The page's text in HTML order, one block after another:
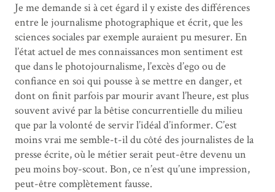
Je me demande si à cet égard il y existe des différences
entre le journalisme photographique et écrit, que les
sciences sociales par exemple auraient pu mesurer. En
l’état actuel de mes connaissances mon sentiment est
que dans le photojournalisme, l’excès d’ego ou de
confiance en soi qui pousse à se mettre en danger, et
dont on finit parfois par mourir avant l’heure, est plus
souvent avivé par la bêtise concurrentielle du milieu
que par la volonté de servir l’idéal d’informer. C’est
moins vrai me semble-t-il du côté des journalistes de la
presse écrite, où le métier serait peut-être devenu un
peu moins boy-scout. Bon, ce n’est qu’une impression,
peut-être complètement fausse.